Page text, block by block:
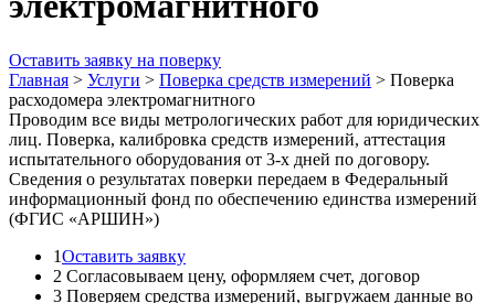
Оставить заявку на поверку
Главная > Услуги > Поверка средств измерений > Поверка
расходомера электромагнитного
Проводим все виды метрологических работ для юридических
лиц. Поверка, калибровка средств измерений, аттестация
испытательного оборудования от 3-х дней по договору.
Сведения о результатах поверки передаем в Федеральный
информационный фонд по обеспечению единства измерений
(ФГИС «АРШИН»)
1Оставить заявку
2 Согласовываем цену, оформляем счет, договор
3 Поверяем средства измерений, выгружаем данные во